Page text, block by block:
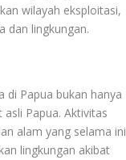
wilayah eksploitasi,
dan lingkungan.
di Papua bukan hanya
Papua. Aktivitas
alam yang selama ini
lingkungan akibat